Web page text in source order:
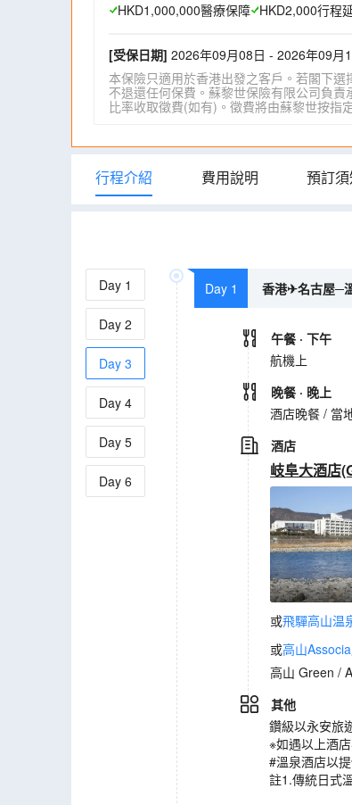
HKD1,000,000醫療保障 HKD2,000行程
[受保日期] 2026年09月08日 - 2026年09月
本保險只適用於香港出發之客戶。若閣下
不退還任何保費。蘇黎世保險有限公司負
比率收取徵費(如有)。徵費將由蘇黎世按指
行程介紹 費用說明 預訂
Day 1
Day 2
Day 3
Day 4
Day 5
Day 6
Day 1 香港✈名古屋─
午餐 · 下午
航機上
晚餐 · 晚上
酒店晚餐 / 當
酒店
岐阜大酒店
或飛驒高山温
或高山
高山 Green /
其他
鑽級以永安旅
※如遇以上酒
#溫泉酒店以
註1.傳統日式